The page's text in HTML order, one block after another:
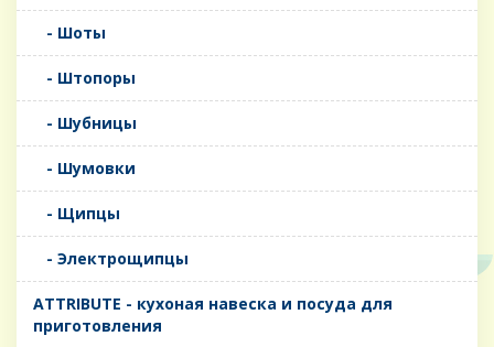
- Шоты
- Штопоры
- Шубницы
- Шумовки
- Щипцы
- Электрощипцы
ATTRIBUTE - кухоная навеска и посуда для
приготовления